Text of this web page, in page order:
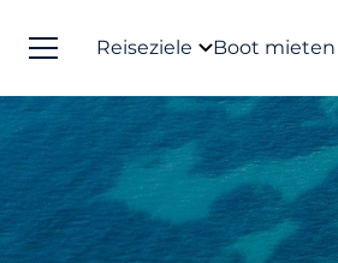
Reiseziele Boot mieten